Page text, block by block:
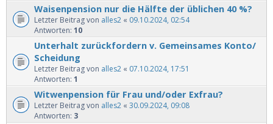
Waisenpension nur die Hälfte der üblichen 40 %?
Letzter Beitrag von alles2 « 09.10.2024, 02:54
Antworten: 10
Unterhalt zurückfordern v. Gemeinsames Konto/
Scheidung
Letzter Beitrag von alles2 « 07.10.2024, 17:51
Antworten: 1
Witwenpension für Frau und/oder Exfrau?
Letzter Beitrag von alles2 « 30.09.2024, 09:08
Antworten: 3